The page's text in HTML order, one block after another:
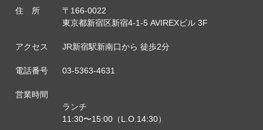
住 所
〒166-0022
東京都新宿区新宿4-1-5 AVIREXビル 3F
アクセス JR新宿駅新南口から 徒歩2分
電話番号 03-5363-4631
営業時間
ランチ
11:30〜15:00（L.O.14:30）